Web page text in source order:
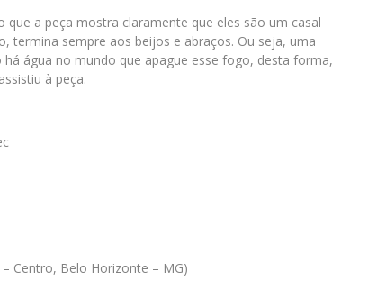
a peça mostra claramente que eles são um casal
termina sempre aos beijos e abraços. Ou seja, uma
água no mundo que apague esse fogo, desta forma,
à peça.
Centro, Belo Horizonte – MG)